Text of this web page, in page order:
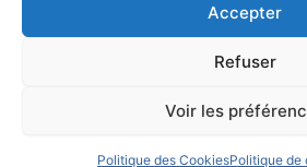
Accepter
Refuser
Voir les
Politique des CookiesPolitique
Contact : Institut Régional de
australe et orientale
Copyright © 2026 IRF - ZAAO AEFE |